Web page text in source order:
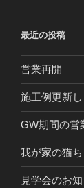
最近の投稿
営業再開
施工例更新
GW期間の営
我が家の猫
見学会のお